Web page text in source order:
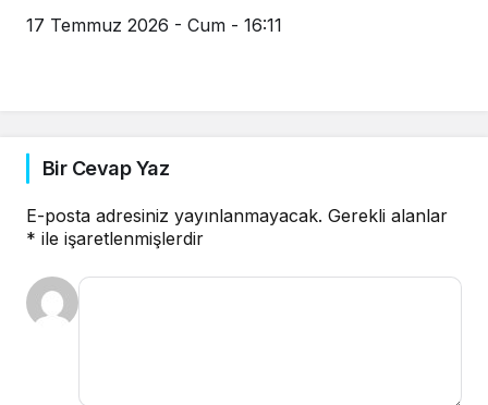
17 Temmuz 2026 - Cum - 16:11
Bir Cevap Yaz
E-posta adresiniz yayınlanmayacak. Gerekli alanlar
* ile işaretlenmişlerdir